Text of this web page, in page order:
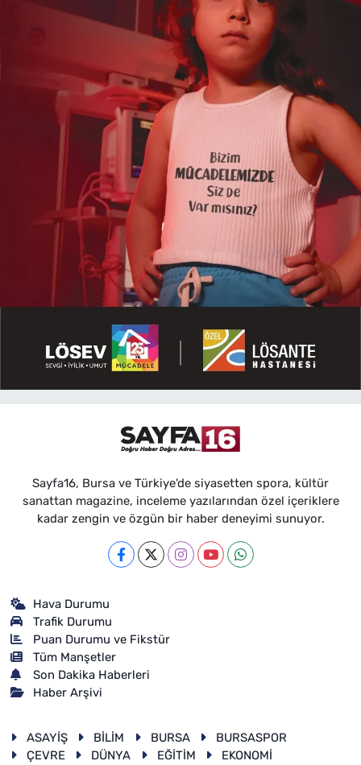
Sayfa16, Bursa ve Türkiye'de siyasetten spora, kültür
sanattan magazine, inceleme yazılarından özel içeriklere
kadar zengin ve özgün bir haber deneyimi sunuyor.
Hava Durumu
Trafik Durumu
Puan Durumu ve Fikstür
Tüm Manşetler
Son Dakika Haberleri
Haber Arşivi
ASAYİŞ BİLİM BURSA
BURSASPOR
ÇEVRE
DÜNYA EĞİTİM EKONOMİ